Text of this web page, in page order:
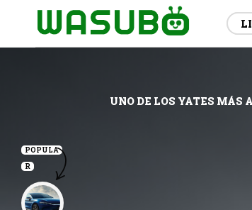
UNO DE LOS YATES MÁS
POPULA
R